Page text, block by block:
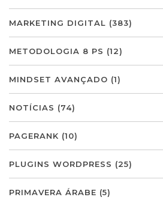
MARKETING DIGITAL (383)
METODOLOGIA 8 PS (12)
MINDSET AVANÇADO (1)
NOTÍCIAS (74)
PAGERANK (10)
PLUGINS WORDPRESS (25)
PRIMAVERA ÁRABE (5)